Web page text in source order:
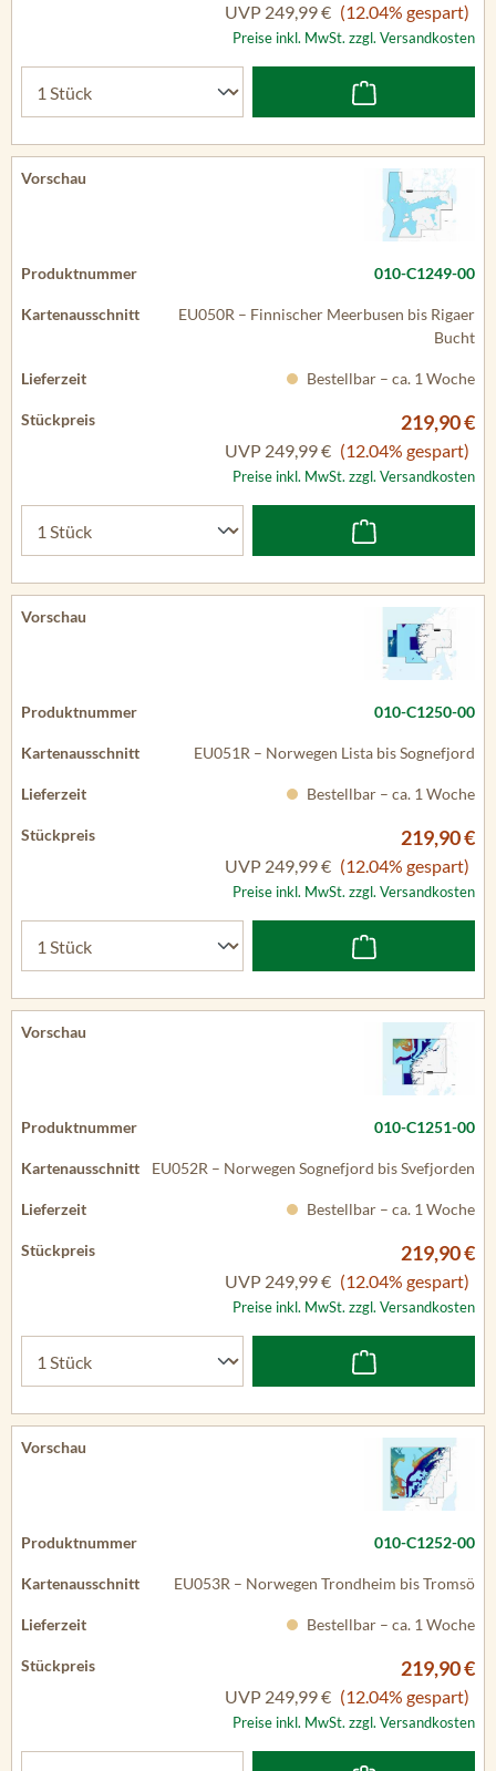
UVP 249,99 € (12.04% gespart)
Preise inkl. MwSt. zzgl. Versandkosten
010-C1249-00
EU050R – Finnischer Meerbusen bis Rigaer
Bucht
Bestellbar – ca. 1 Woche
219,90 €
UVP 249,99 € (12.04% gespart)
Preise inkl. MwSt. zzgl. Versandkosten
010-C1250-00
EU051R – Norwegen Lista bis Sognefjord
Bestellbar – ca. 1 Woche
219,90 €
UVP 249,99 € (12.04% gespart)
Preise inkl. MwSt. zzgl. Versandkosten
010-C1251-00
EU052R – Norwegen Sognefjord bis Svefjorden
Bestellbar – ca. 1 Woche
219,90 €
UVP 249,99 € (12.04% gespart)
Preise inkl. MwSt. zzgl. Versandkosten
010-C1252-00
EU053R – Norwegen Trondheim bis Tromsö
Bestellbar – ca. 1 Woche
219,90 €
UVP 249,99 € (12.04% gespart)
Preise inkl. MwSt. zzgl. Versandkosten